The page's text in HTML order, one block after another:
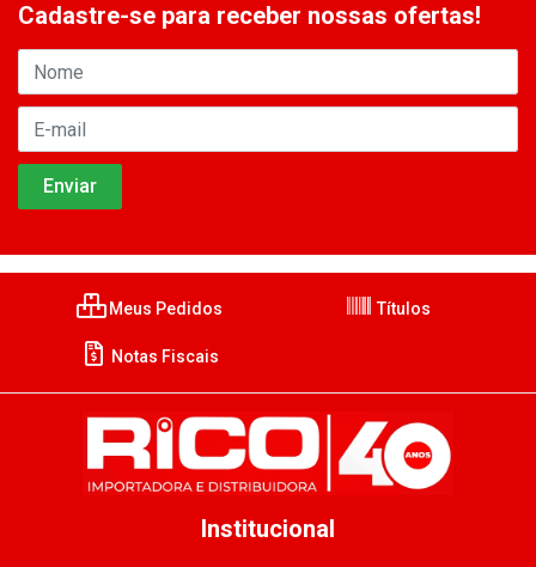
Cadastre-se para receber nossas ofertas!
Meus Pedidos Títulos
Notas Fiscais
Institucional